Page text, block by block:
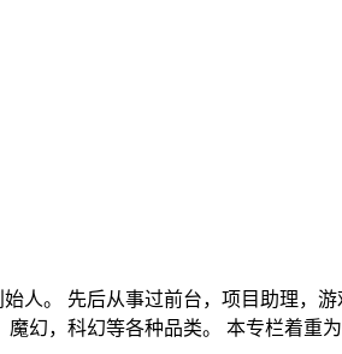
人。 先后从事过前台，项目助理，
幻，科幻等各种品类。 本专栏着重